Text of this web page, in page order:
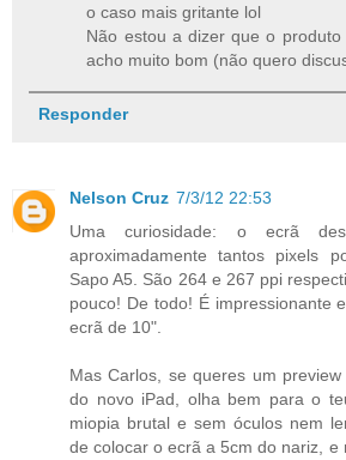
o caso mais gritante lol
Não estou a dizer que o
acho muito bom (não quero
Responder
Nelson Cruz 7/3/12 22:53
Uma curiosidade: o ecrã
aproximadamente tantos pixels
Sapo A5. São 264 e 267 ppi
pouco! De todo! É impressionante
ecrã de 10".
Mas Carlos, se queres um
do novo iPad, olha bem para o
miopia brutal e sem óculos nem
de colocar o ecrã a 5cm do nariz, e